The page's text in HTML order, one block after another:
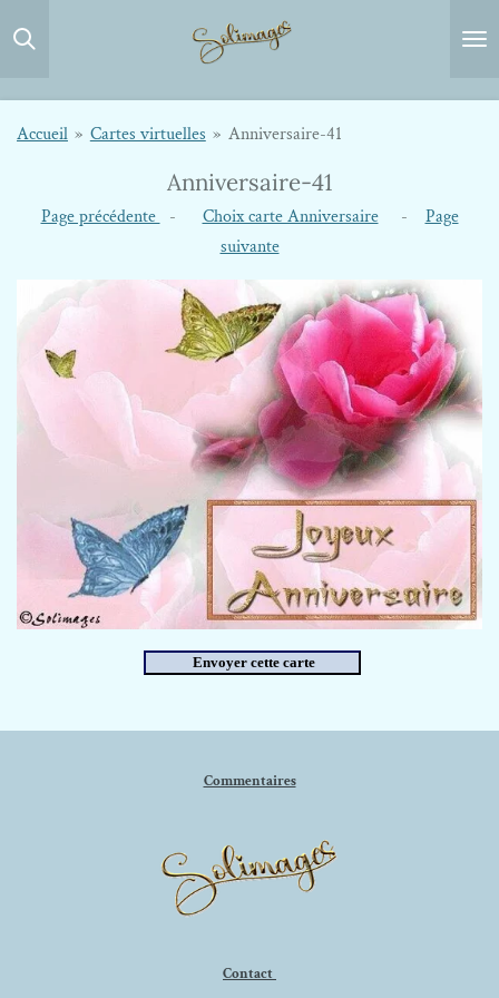
Passer
Accueil » Cartes virtuelles » Anniversaire-41
Anniversaire-41
Page précédente - Choix carte Anniversaire- Page
suivante
Commentaires
Contact